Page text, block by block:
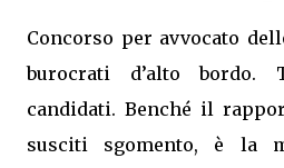
Concorso per avvocato
burocrati d’alto
candidati. Benché il
susciti sgomento, è la